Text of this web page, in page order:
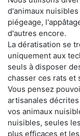
d'animaux
piégeage,
d'autres encore.
La dératisation se
uniquement aux
seuls à disposer
chasser ces rats et
Vous pensez
artisanales
vos animaux
nuisibles, seules
plus efficaces et